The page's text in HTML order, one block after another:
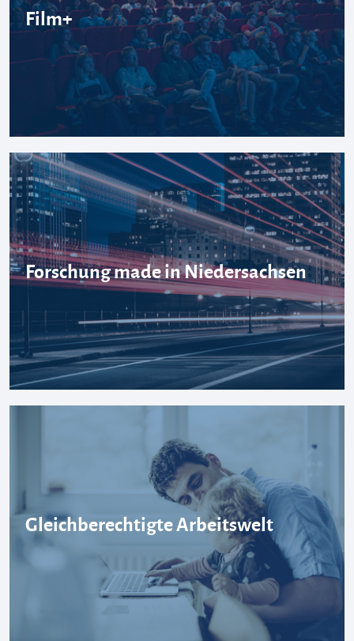
Film+
Forschung made in Niedersachsen
Gleichberechtigte Arbeitswelt